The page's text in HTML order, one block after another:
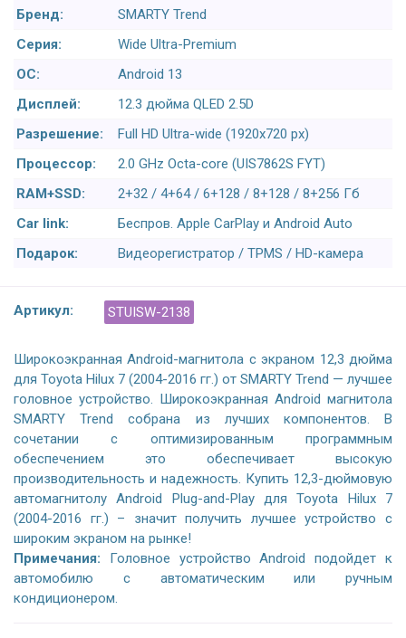
Бренд:
SMARTY Trend
Серия:
Wide Ultra-Premium
ОС:
Android 13
Дисплей:
12.3 дюйма QLED 2.5D
Разрешение:
Full HD Ultra-wide (1920x720 px)
Процессор:
2.0 GHz Octa-core (UIS7862S FYT)
RAM+SSD:
2+32 / 4+64 / 6+128 / 8+128 / 8+256 Гб
Car link:
Беспров. Apple CarPlay и Android Auto
Подарок:
Видеорегистратор / TPMS / HD-камера
Артикул: STUISW-2138
Широкоэкранная Android-магнитола с экраном 12,3 дюйма
для Toyota Hilux 7 (2004-2016 гг.) от SMARTY Trend — лучшее
головное устройство. Широкоэкранная Android магнитола
SMARTY Trend собрана из лучших компонентов. В
сочетании с оптимизированным программным
обеспечением это обеспечивает высокую
производительность и надежность. Купить 12,3-дюймовую
автомагнитолу Android Plug-and-Play для Toyota Hilux 7
(2004-2016 гг.) – значит получить лучшее устройство с
широким экраном на рынке!
Примечания: Головное устройство Android подойдет к
автомобилю с автоматическим или ручным
кондиционером.